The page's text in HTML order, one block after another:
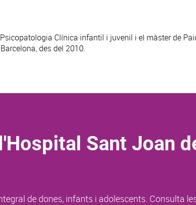
Clínica infantil i juvenil i el màster de
des del 2010.
Sant Joan
de dones, infants i adolescents. Consulta